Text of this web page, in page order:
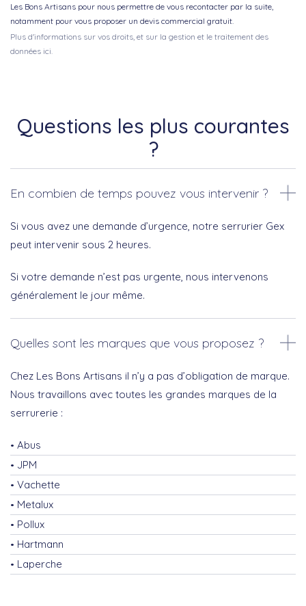
Les Bons Artisans pour nous permettre de vous recontacter par la suite,
notamment pour vous proposer un devis commercial gratuit.
Plus d'informations sur vos droits, et sur la gestion et le traitement des
données ici.
Questions les plus courantes
?
En combien de temps pouvez vous intervenir ?
Si vous avez une demande d’urgence, notre serrurier Gex
peut intervenir sous 2 heures.
Si votre demande n’est pas urgente, nous intervenons
généralement le jour même.
Quelles sont les marques que vous proposez ?
Chez Les Bons Artisans il n’y a pas d’obligation de marque.
Nous travaillons avec toutes les grandes marques de la
serrurerie :
Abus
JPM
Vachette
Metalux
Pollux
Hartmann
Laperche